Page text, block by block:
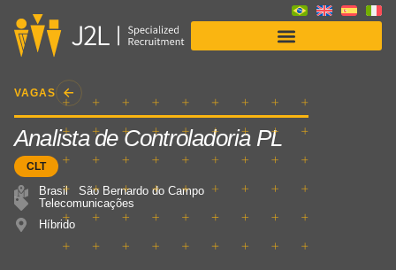
VAGAS
Analista de Controladoria PL
CLT
Brasil
São Bernardo do Campo
Telecomunicações
Híbrido